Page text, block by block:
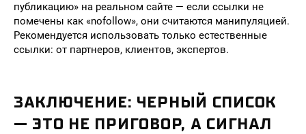
публикацию» на реальном сайте — если ссылки не
помечены как «nofollow», они считаются манипуляцией.
Рекомендуется использовать только естественные
ссылки: от партнеров, клиентов, экспертов.
ЗАКЛЮЧЕНИЕ: ЧЕРНЫЙ СПИСОК
— ЭТО НЕ ПРИГОВОР, А СИГНАЛ